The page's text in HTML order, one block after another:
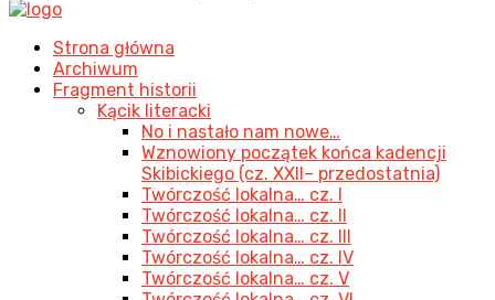
Strona główna
Archiwum
Fragment historii
Kącik literacki
No i nastało nam nowe…
Wznowiony początek końca kadencji
Skibickiego (cz. XXII– przedostatnia)
Twórczość lokalna… cz. I
Twórczość lokalna… cz. II
Twórczość lokalna… cz. III
Twórczość lokalna… cz. IV
Twórczość lokalna… cz. V